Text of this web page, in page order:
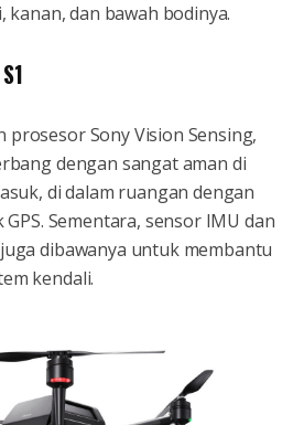
kanan, dan bawah bodinya.
prosesor Sony Vision Sensing,
dengan sangat aman di
di dalam ruangan dengan
Sementara, sensor IMU dan
dibawanya untuk membantu
kendali.